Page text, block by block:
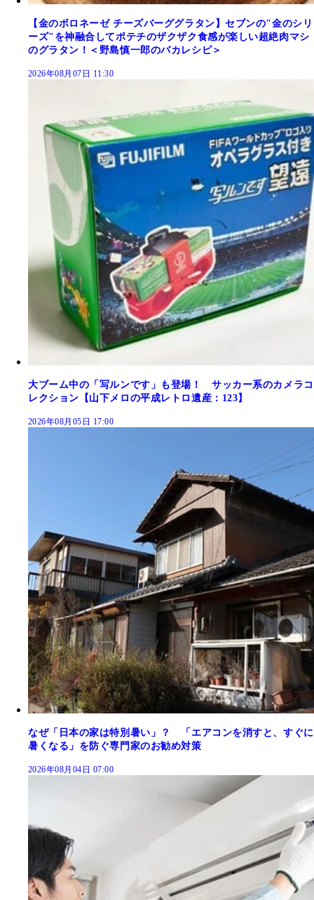
【金のボロネーゼ チーズバーググラタン】セブンの"金のシリ
ーズ"を神融合してポテチのザクザク食感が楽しい超絶肉マシ
のグラタン！＜野島慎一郎のバカレシピ＞
2026年08月07日 11:30
大ブーム中の「写ルンです」も登場！ サッカー系のカメラコ
レクション【山下メロの平成レトロ遺産：123】
2026年08月05日 17:00
なぜ「日本の家は特別暑い」？ 「エアコンを消すと、すぐに
暑くなる」を防ぐ専門家のお勧め対策
2026年08月04日 07:00